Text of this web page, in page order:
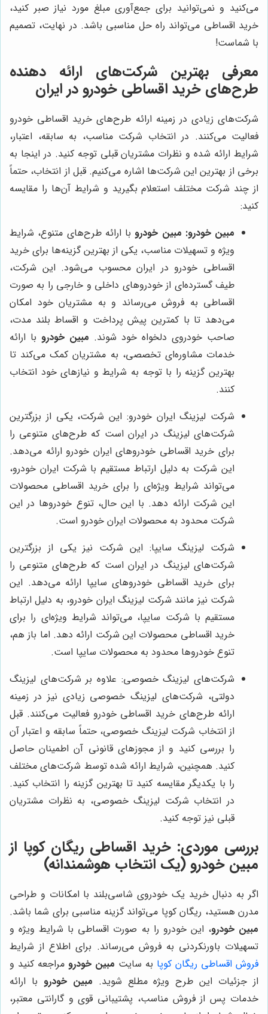
می‌کنید و نمی‌توانید برای جمع‌آوری مبلغ مورد نیاز صبر کنید،
خرید اقساطی می‌تواند راه حل مناسبی باشد. در نهایت، تصمیم
با شماست!
معرفی بهترین شرکت‌های ارائه دهنده
طرح‌های خرید اقساطی خودرو در ایران
شرکت‌های زیادی در زمینه ارائه طرح‌های خرید اقساطی خودرو
فعالیت می‌کنند. در انتخاب شرکت مناسب، به سابقه، اعتبار،
شرایط ارائه شده و نظرات مشتریان قبلی توجه کنید. در اینجا به
برخی از بهترین این شرکت‌ها اشاره می‌کنیم. قبل از انتخاب، حتماً
از چند شرکت مختلف استعلام بگیرید و شرایط آن‌ها را مقایسه
کنید:
مبین خودرو: مبین خودرو با ارائه طرح‌های متنوع، شرایط
ویژه و تسهیلات مناسب، یکی از بهترین گزینه‌ها برای خرید
اقساطی خودرو در ایران محسوب می‌شود. این شرکت،
طیف گسترده‌ای از خودروهای داخلی و خارجی را به صورت
اقساطی به فروش می‌رساند و به مشتریان خود امکان
می‌دهد تا با کمترین پیش پرداخت و اقساط بلند مدت،
صاحب خودروی دلخواه خود شوند. مبین خودرو با ارائه
خدمات مشاوره‌ای تخصصی، به مشتریان کمک می‌کند تا
بهترین گزینه را با توجه به شرایط و نیازهای خود انتخاب
کنند.
شرکت لیزینگ ایران خودرو: این شرکت، یکی از بزرگترین
شرکت‌های لیزینگ در ایران است که طرح‌های متنوعی را
برای خرید اقساطی خودروهای ایران خودرو ارائه می‌دهد.
این شرکت به دلیل ارتباط مستقیم با شرکت ایران خودرو،
می‌تواند شرایط ویژه‌ای را برای خرید اقساطی محصولات
این شرکت ارائه دهد. با این حال، تنوع خودروها در این
شرکت محدود به محصولات ایران خودرو است.
شرکت لیزینگ سایپا: این شرکت نیز یکی از بزرگترین
شرکت‌های لیزینگ در ایران است که طرح‌های متنوعی را
برای خرید اقساطی خودروهای سایپا ارائه می‌دهد. این
شرکت نیز مانند شرکت لیزینگ ایران خودرو، به دلیل ارتباط
مستقیم با شرکت سایپا، می‌تواند شرایط ویژه‌ای را برای
خرید اقساطی محصولات این شرکت ارائه دهد. اما باز هم،
تنوع خودروها محدود به محصولات سایپا است.
شرکت‌های لیزینگ خصوصی: علاوه بر شرکت‌های لیزینگ
دولتی، شرکت‌های لیزینگ خصوصی زیادی نیز در زمینه
ارائه طرح‌های خرید اقساطی خودرو فعالیت می‌کنند. قبل
از انتخاب شرکت لیزینگ خصوصی، حتماً سابقه و اعتبار آن
را بررسی کنید و از مجوزهای قانونی آن اطمینان حاصل
کنید. همچنین، شرایط ارائه شده توسط شرکت‌های مختلف
را با یکدیگر مقایسه کنید تا بهترین گزینه را انتخاب کنید.
در انتخاب شرکت لیزینگ خصوصی، به نظرات مشتریان
قبلی نیز توجه کنید.
بررسی موردی: خرید اقساطی ریگان کوپا از
مبین خودرو (یک انتخاب هوشمندانه)
اگر به دنبال خرید یک خودروی شاسی‌بلند با امکانات و طراحی
مدرن هستید، ریگان کوپا می‌تواند گزینه مناسبی برای شما باشد.
مبین خودرو، این خودرو را به صورت اقساطی با شرایط ویژه و
تسهیلات باورنکردنی به فروش می‌رساند. برای اطلاع از شرایط
فروش اقساطی ریگان کوپا به سایت مبین خودرو مراجعه کنید و
از جزئیات این طرح ویژه مطلع شوید. مبین خودرو با ارائه
خدمات پس از فروش مناسب، پشتیبانی قوی و گارانتی معتبر،